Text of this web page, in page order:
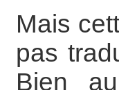
Mais
pas
Bien